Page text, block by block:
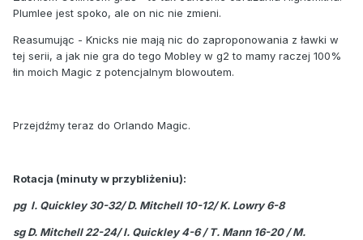
Plumlee jest spoko, ale on nic nie zmieni.
Reasumując - Knicks nie mają nic do zaproponowania z ławki w
tej serii, a jak nie gra do tego Mobley w g2 to mamy raczej 100%
łin moich Magic z potencjalnym blowoutem.
Przejdźmy teraz do Orlando Magic.
Rotacja (minuty w przybliżeniu):
pg I. Quickley 30-32/ D. Mitchell 10-12/ K. Lowry 6-8
sg D. Mitchell 22-24/ I. Quickley 4-6 / T. Mann 16-20 / M.